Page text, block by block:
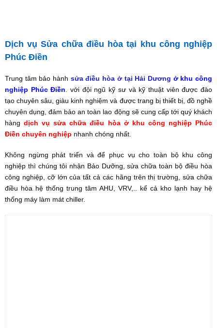
Dịch vụ Sửa chữa điều hòa tại khu công nghiệp
Phúc Điền
Trung tâm bảo hành sửa điều hòa ở tại Hải Dương ở khu công
nghiệp Phúc Điền . với đội ngũ kỹ sư và kỹ thuật viên được đào
tạo chuyên sâu, giàu kinh nghiệm và được trang bị thiết bị, đồ nghề
chuyên dụng, đảm bảo an toàn lao động sẽ cung cấp tới quý khách
hàngdịch vụ sửa chữa điều hòa ở khu công nghiệp Phúc
Điền chuyên nghiệp nhanh chóng nhất.
Không ngừng phát triển và để phục vụ cho toàn bộ khu công
nghiệp thì chúng tôi nhận Bảo Dưỡng, sửa chữa toàn bộ điều hòa
công nghiệp, cỡ lớn của tất cả các hãng trên thị trường, sửa chữa
điều hòa hệ thống trung tâm AHU, VRV,.. kể cả kho lạnh hay hệ
thống máy làm mát chiller.